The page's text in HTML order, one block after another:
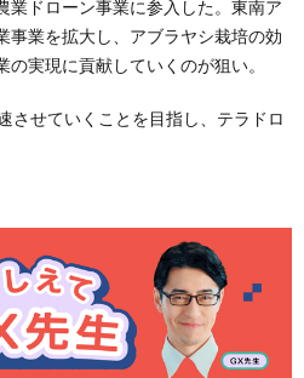
業ドローン事業に参入した。東南ア
事業を拡大し、アブラヤシ栽培の効
実現に貢献していくのが狙い。
させていくことを目指し、テラドロ